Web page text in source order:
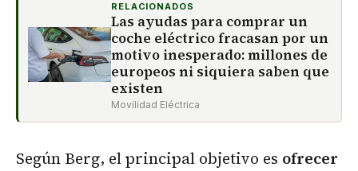
RELACIONADOS
Las ayudas para comprar un
coche eléctrico fracasan por un
motivo inesperado: millones de
europeos ni siquiera saben que
existen
Movilidad Eléctrica
Según Berg, el principal objetivo es ofrecer